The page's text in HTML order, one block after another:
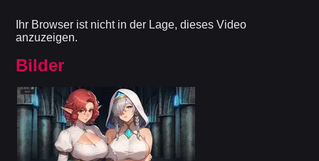
Ihr Browser ist nicht in der Lage, dieses Video
anzuzeigen.
Bilder